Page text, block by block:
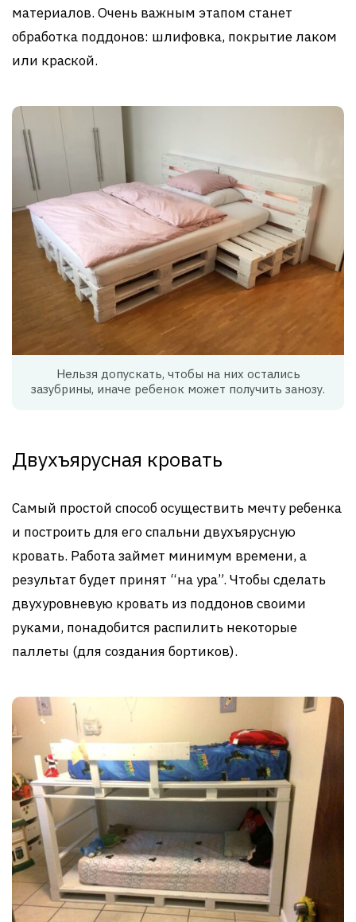
материалов. Очень важным этапом станет
обработка поддонов: шлифовка, покрытие лаком
или краской.
Нельзя допускать, чтобы на них остались
зазубрины, иначе ребенок может получить занозу.
Двухъярусная кровать
Самый простой способ осуществить мечту ребенка
и построить для его спальни двухъярусную
кровать. Работа займет минимум времени, а
результат будет принят “на ура”. Чтобы сделать
двухуровневую кровать из поддонов своими
руками, понадобится распилить некоторые
паллеты (для создания бортиков).